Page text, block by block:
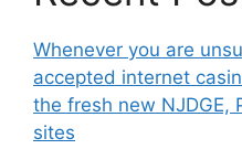
Whenever you are
accepted internet
the fresh new NJDGE,
sites